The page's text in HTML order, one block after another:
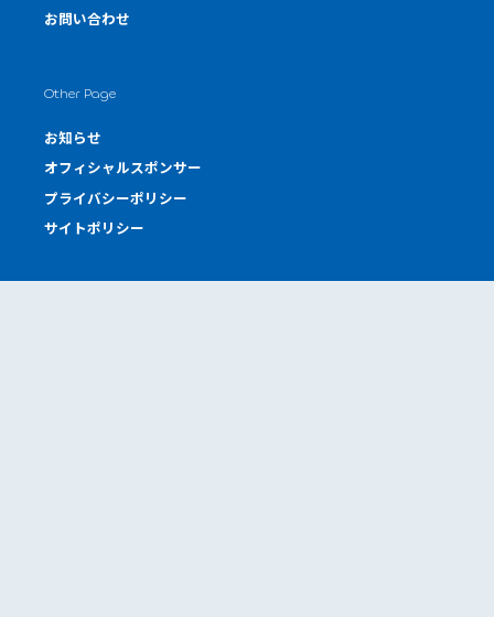
お問い合わせ
Other Page
お知らせ
オフィシャルスポンサー
プライバシーポリシー
サイトポリシー